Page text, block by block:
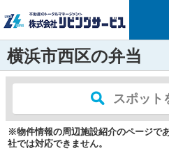
横浜市西区の弁当
スポット
※物件情報の周辺施設紹介のページで
社では対応できません。